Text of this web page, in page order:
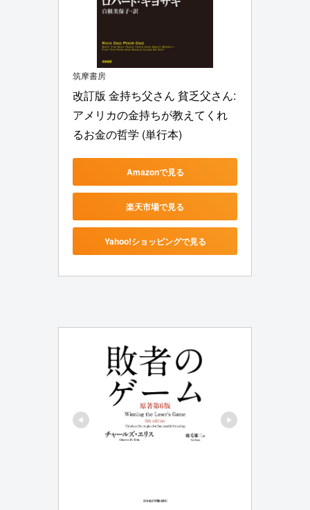
筑摩書房
改訂版 金持ち父さん 貧乏父さん:
アメリカの金持ちが教えてくれ
るお金の哲学 (単行本)
Amazonで見る
楽天市場で見る
Yahoo!ショッピングで見る